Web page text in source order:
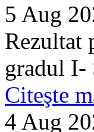
5 Aug
Rezultat
gradul I-
Citeşte
4 Aug